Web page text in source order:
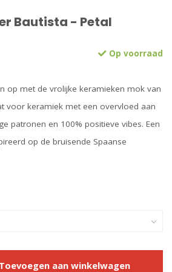
Bautista - Petal
Op voorraad
op met de vrolijke keramieken mok van
voor keramiek met een overvloed aan
patronen en 100% positieve vibes. Een
op de bruisende Spaanse
Toevoegen aan winkelwagen